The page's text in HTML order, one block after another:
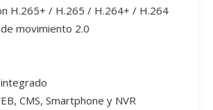
H.265+ / H.265 / H.264+ / H.264
movimiento 2.0
CMS, Smartphone y NVR